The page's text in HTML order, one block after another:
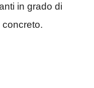
in grado di